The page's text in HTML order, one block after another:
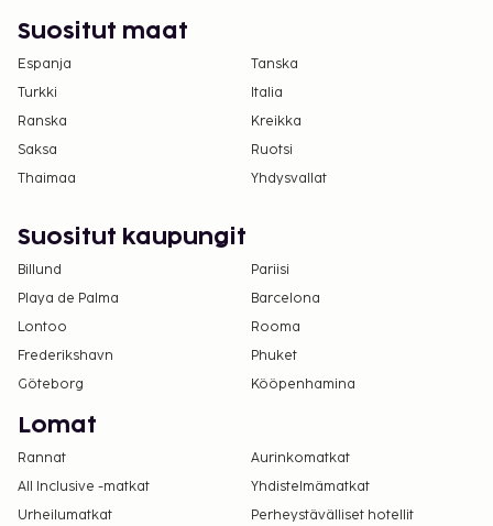
Suositut maat
Espanja
Tanska
Turkki
Italia
Ranska
Kreikka
Saksa
Ruotsi
Thaimaa
Yhdysvallat
Suositut kaupungit
Billund
Pariisi
Playa de Palma
Barcelona
Lontoo
Rooma
Frederikshavn
Phuket
Göteborg
Kööpenhamina
Lomat
Rannat
Aurinkomatkat
All Inclusive -matkat
Yhdistelmämatkat
Urheilumatkat
Perheystävälliset hotellit